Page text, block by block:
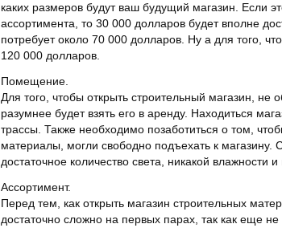
каких размеров будут ваш будущий магазин. Если
ассортимента, то 30 000 долларов будет вполне
потребует около 70 000 долларов. Ну а для того,
120 000 долларов.
Помещение.
Для того, чтобы открыть строительный магазин,
разумнее будет взять его в аренду. Находиться
трассы. Также необходимо позаботиться о том,
материалы, могли свободно подъехать к
достаточное количество света, никакой влажности и
Ассортимент.
Перед тем, как открыть магазин строительных
достаточно сложно на первых парах, так как еще